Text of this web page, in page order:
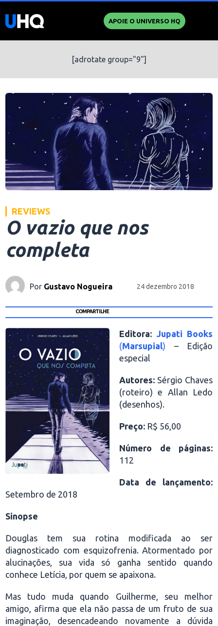
APOIE O UNIVERSO HQ
[adrotate group="9"]
REVIEWS
O vazio que nos
completa
Por Gustavo Nogueira 24 dezembro 2018
COMPARTILHE
Editora: Jupati Books
(Marsupial) – Edição
especial
Autores: Sérgio Chaves
(roteiro) e Allan Ledo
(desenhos).
Preço: R$ 56,00
Número de páginas:
112
Data de lançamento:
Setembro de 2018
Sinopse
Douglas tem sua rotina modificada ao ser
diagnosticado com esquizofrenia. Atormentado por
alucinações, sua vida só ganha sentido quando
conhece Letícia, por quem se apaixona.
Mas tudo muda quando Guilherme, seu melhor
amigo, afirma que ela não passa de um fruto de sua
imaginação, desencadeando novamente a dúvida